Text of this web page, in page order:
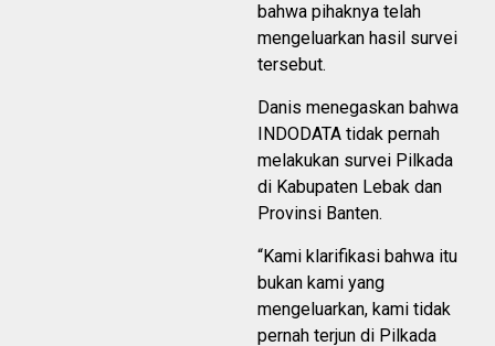
bahwa pihaknya telah
mengeluarkan hasil survei
tersebut.
Danis menegaskan bahwa
INDODATA tidak pernah
melakukan survei Pilkada
di Kabupaten Lebak dan
Provinsi Banten.
“Kami klarifikasi bahwa itu
bukan kami yang
mengeluarkan, kami tidak
pernah terjun di Pilkada